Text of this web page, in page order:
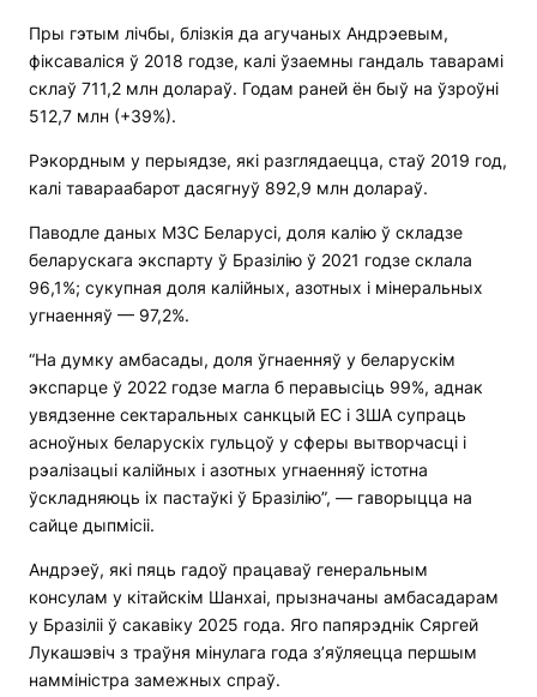
Пры гэтым лічбы, блізкія да агучаных Андрэевым,
фіксаваліся ў 2018 годзе, калі ўзаемны гандаль таварамі
склаў 711,2 млн долараў. Годам раней ён быў на ўзроўні
512,7 млн (+39%).
Рэкордным у перыядзе, які разглядаецца, стаў 2019 год,
калі тавараабарот дасягнуў 892,9 млн долараў.
Паводле даных МЗС Беларусі, доля калію ў складзе
беларускага экспарту ў Бразілію ў 2021 годзе склала
96,1%; сукупная доля калійных, азотных і мінеральных
угнаенняў — 97,2%.
“На думку амбасады, доля ўгнаенняў у беларускім
экспарце ў 2022 годзе магла б перавысіць 99%, аднак
увядзенне сектаральных санкцый ЕС і ЗША супраць
асноўных беларускіх гульцоў у сферы вытворчасці і
рэалізацыі калійных і азотных угнаенняў істотна
ўскладняюць іх пастаўкі ў Бразілію”, — гаворыцца на
сайце дыпмісіі.
Андрэеў, які пяць гадоў працаваў генеральным
консулам у кітайскім Шанхаі, прызначаны амбасадарам
у Бразіліі ў сакавіку 2025 года. Яго папярэднік Сяргей
Лукашэвіч з траўня мінулага года з’яўляецца першым
намміністра замежных спраў.